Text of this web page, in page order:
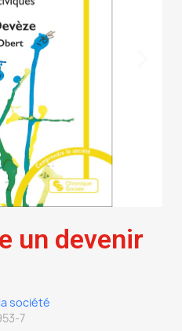
un devenir
société
7